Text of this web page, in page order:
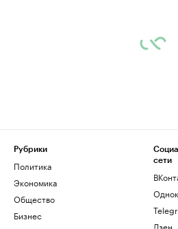
Рубрики
Политика
Экономика
Общество
Бизнес
сети
Дзен